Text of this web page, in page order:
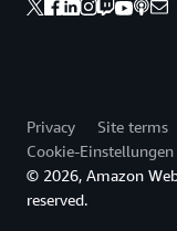
Privacy Site terms
Cookie-Einstellungen
© 2026, Amazon
reserved.